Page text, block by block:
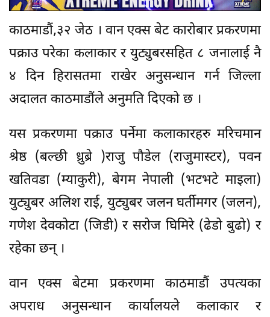
काठमाडौं,३२ जेठ । वान एक्स बेट कारोबार प्रकरणमा
पक्राउ परेका कलाकार र युट्युबरसहित ८ जनालाई नै
४ दिन हिरासतमा राखेर अनुसन्धान गर्न जिल्ला
अदालत काठमाडौंले अनुमति दिएको छ ।
यस प्रकरणमा पक्राउ पर्नेमा कलाकारहरु मरिचमान
श्रेष्ठ (बल्छी ध्रुब्रे )राजु पौडेल (राजुमास्टर), पवन
खतिवडा (म्याकुरी), बेगम नेपाली (भटभटे माइला)
युट्युबर अलिश राई, युट्युबर जलन घर्तीमगर (जलन),
गणेश देवकोटा (जिडी) र सरोज घिमिरे (ढेडो बुढो) र
रहेका छन् ।
वान एक्स बेटमा प्रकरणमा काठमाडौं उपत्यका
अपराध अनुसन्धान कार्यालयले कलाकार र